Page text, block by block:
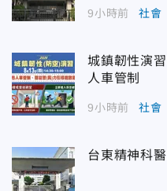
9小時前 社會
城鎮韌性演
人車管制
9小時前 社會
台東精神科